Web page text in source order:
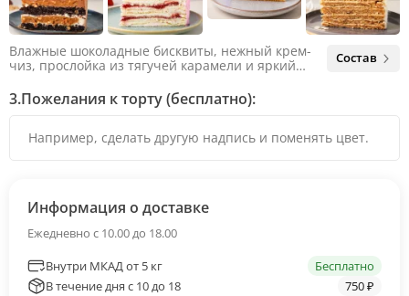
Влажные шоколадные бисквиты, нежный крем-
чиз, прослойка из тягучей карамели и яркий
яркий вкус шоколада и тягучей карамели, не
оставляя ни единого шанса остаться
Состав
3.Пожелания к торту (бесплатно):
Информация о доставке
Ежедневно с 10.00 до 18.00
Внутри МКАД от 5 кг
Бесплатно
В течение дня с 10 до 18
750 ₽